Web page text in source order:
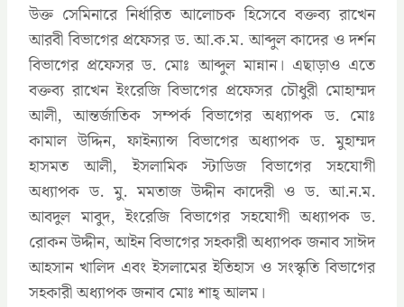
উক্ত সেমিনারে নির্ধারিত আলোচক হিসেবে বক্তব্য রাখেন
আরবী বিভাগের প্রফেসর ড. আ.ক.ম. আব্দুল কাদের ও দর্শন
বিভাগের প্রফেসর ড. মোঃ আব্দুল মান্নান। এছাড়াও এতে
বক্তব্য রাখেন ইংরেজি বিভাগের প্রফেসর চৌধুরী মোহাম্মদ
আলী, আন্তর্জাতিক সম্পর্ক বিভাগের অধ্যাপক ড. মোঃ
কামাল উদ্দিন, ফাইন্যান্স বিভাগের অধ্যাপক ড. মুহাম্মদ
হাসমত আলী, ইসলামিক স্টাডিজ বিভাগের সহযোগী
অধ্যাপক ড. মু. মমতাজ উদ্দীন কাদেরী ও ড. আ.ন.ম.
আবদুল মাবুদ, ইংরেজি বিভাগের সহযোগী অধ্যাপক ড.
রোকন উদ্দীন, আইন বিভাগের সহকারী অধ্যাপক জনাব সাঈদ
আহসান খালিদ এবং ইসলামের ইতিহাস ও সংস্কৃতি বিভাগের
সহকারী অধ্যাপক জনাব মোঃ শাহ্ আলম।